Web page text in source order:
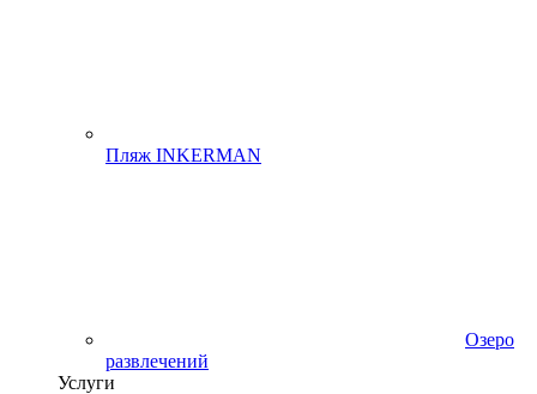
Пляж INKERMAN
Озеро
развлечений
Услуги